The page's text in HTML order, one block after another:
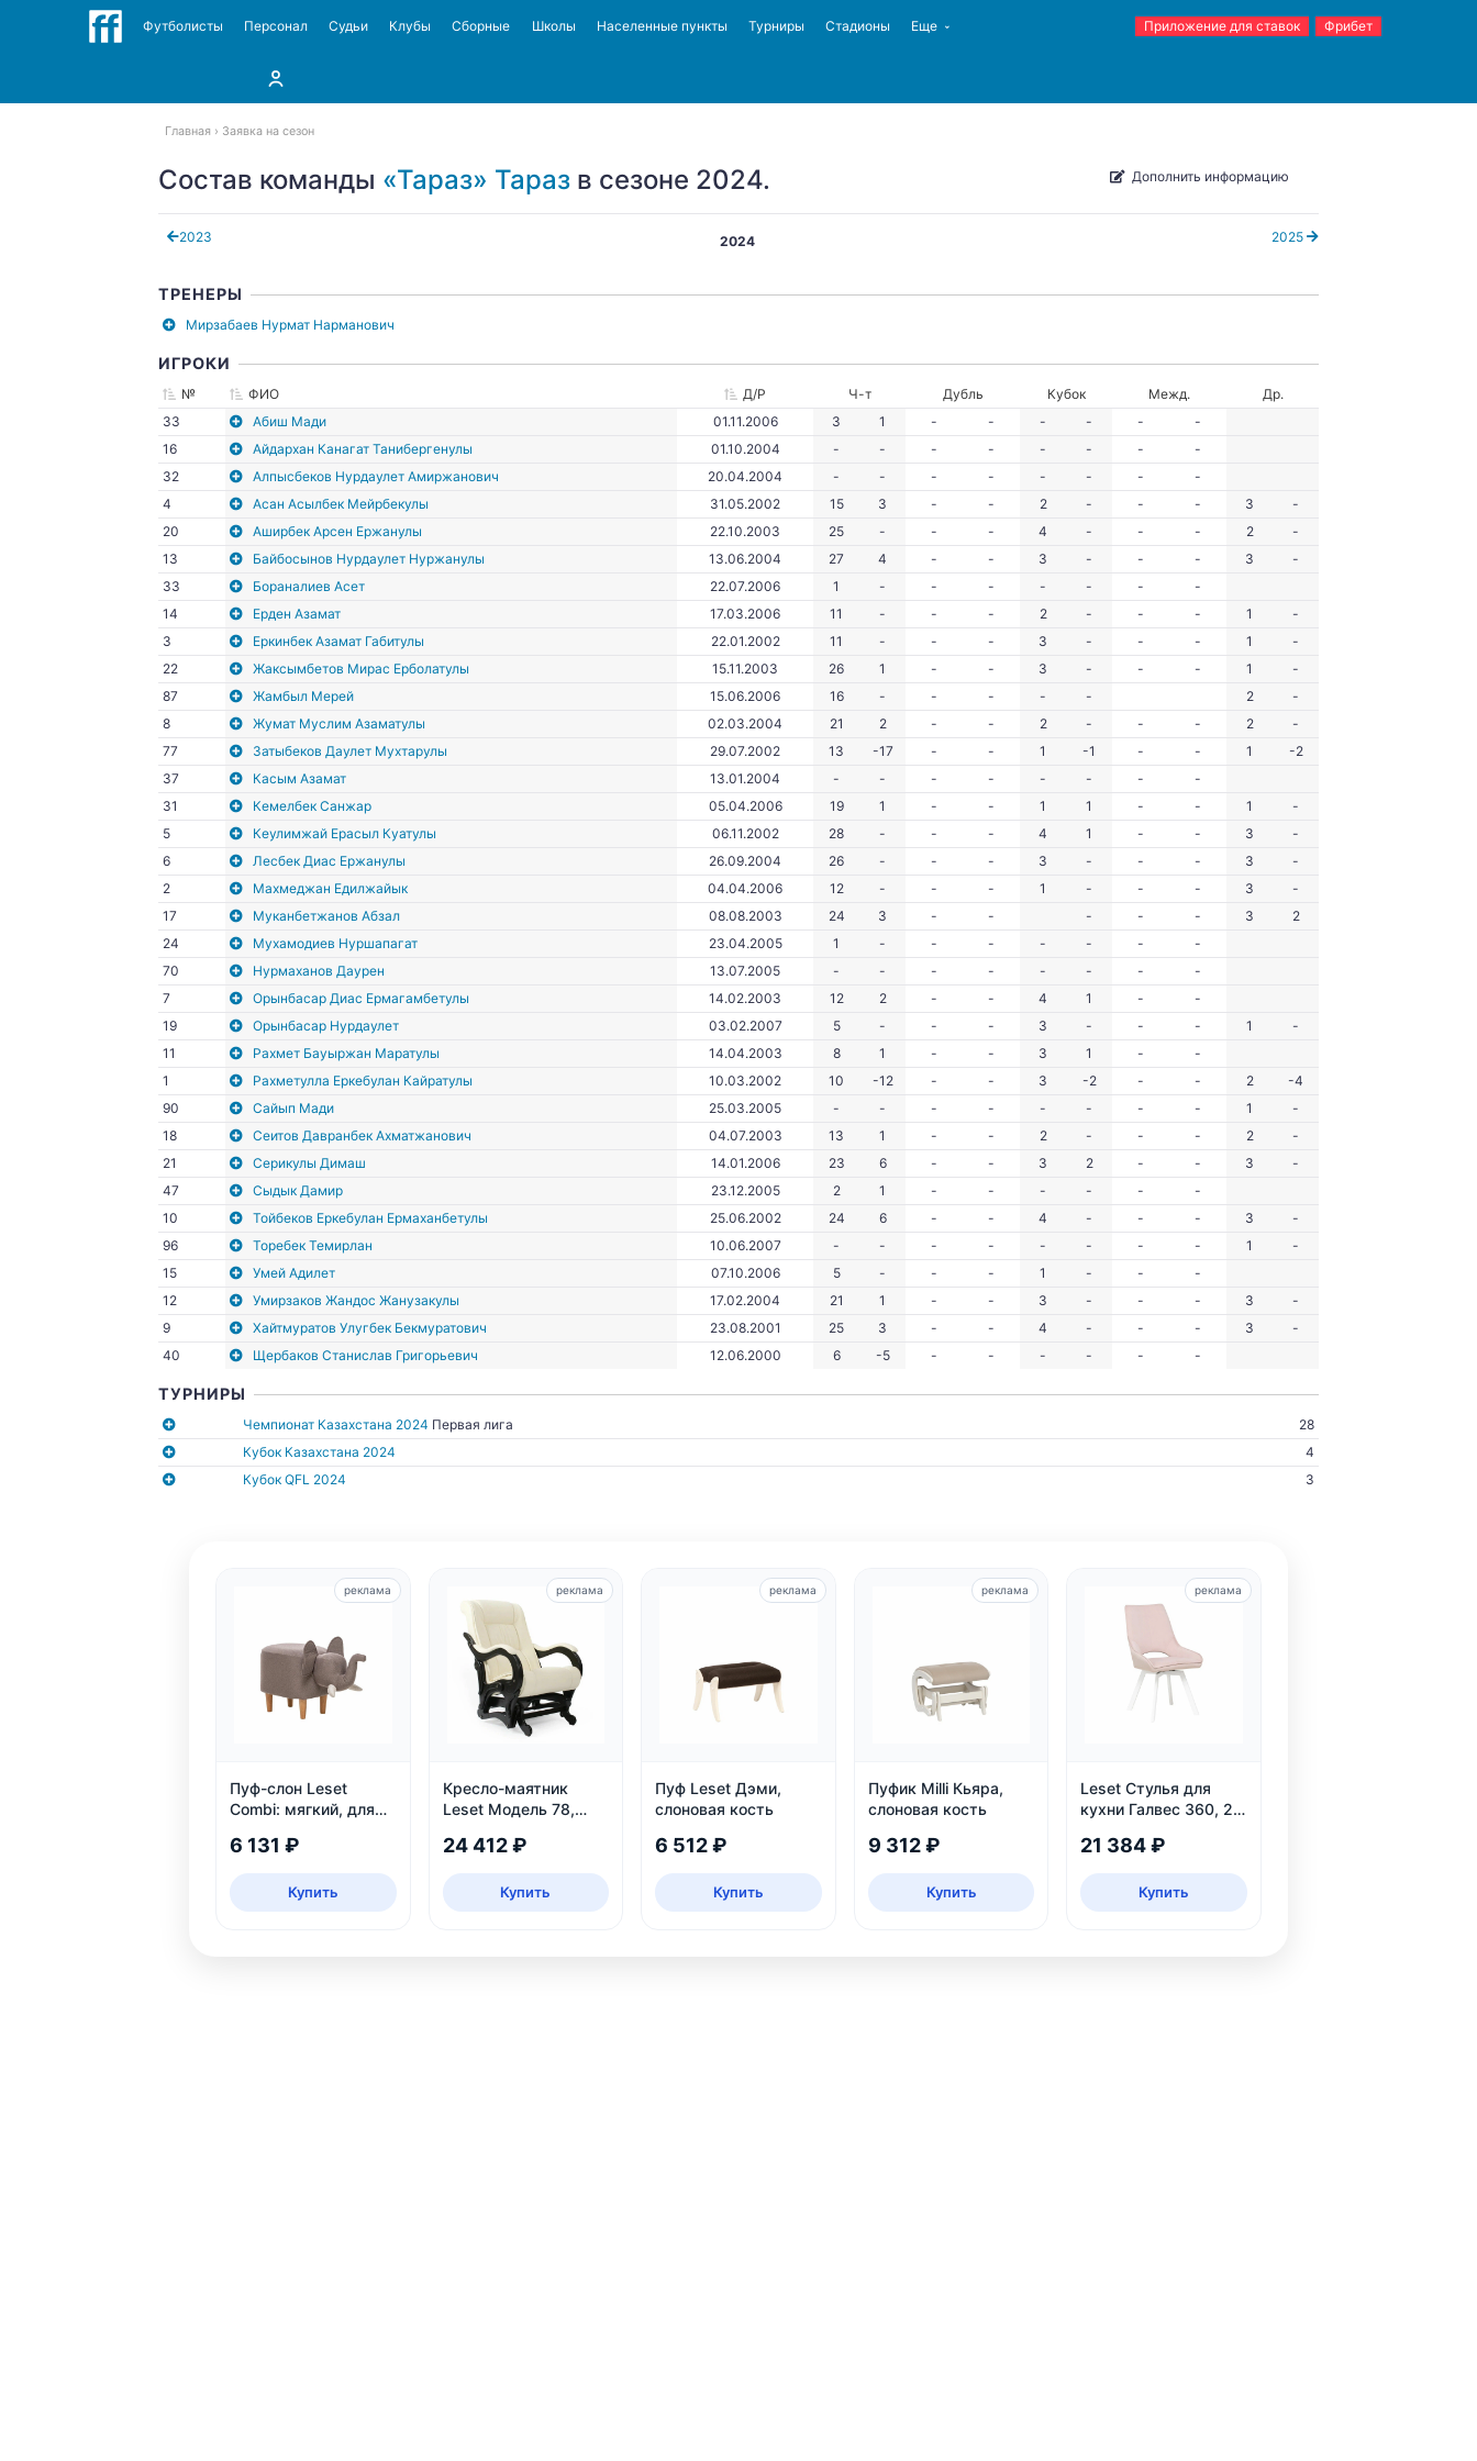
Футболисты Персонал Судьи Клубы Сборные Школы Населенные пункты Турниры Стадионы Еще Приложение для ставок Фрибет
Главная Заявка на сезон
Состав команды «Тараз» Тараз в сезоне 2024. Дополнить информацию
2023 2025
2024
ТРЕНЕРЫ
Мирзабаев Нурмат Нарманович
ИГРОКИ
№ ФИО Д/Р Ч-т Дубль Кубок Межд.
Др.
33
Абиш Мади 01.11.2006 3 1 - - - - -
-
16
Айдархан Канагат Танибергенулы 01.10.2004 - - - - - - -
-
32
Алпысбеков Нурдаулет Амиржанович 20.04.2004 - - - - - - -
-
4
Асан Асылбек Мейрбекулы 31.05.2002 15 3 - - 2 - - - 3
-
20
Аширбек Арсен Ержанулы 22.10.2003 25 - - - 4 - - - 2
-
13
Байбосынов Нурдаулет Нуржанулы 13.06.2004 27 4 - - 3 - - - 3
-
33
Бораналиев Асет 22.07.2006 1 - - - - - -
-
14
Ерден Азамат 17.03.2006 11 - - - 2 - - - 1
-
3
Еркинбек Азамат Габитулы 22.01.2002 11 - - - 3 - - - 1
-
22
Жаксымбетов Мирас Ерболатулы 15.11.2003 26 1 - - 3 - - - 1
-
87
Жамбыл Мерей 15.06.2006 16 - - - - - 2
-
8
Жумат Муслим Азаматулы 02.03.2004 21 2 - - 2 - - - 2
-
77
Затыбеков Даулет Мухтарулы 29.07.2002 13 -17 - - 1 -1 - - 1
-2
37
Касым Азамат 13.01.2004 - - - - - - -
-
31
Кемелбек Санжар 05.04.2006 19 1 - - 1 1 - - 1
-
5
Кеулимжай Ерасыл Куатулы 06.11.2002 28 - - - 4 1 - - 3
-
6
Лесбек Диас Ержанулы 26.09.2004 26 - - - 3 - - - 3
-
2
Махмеджан Едилжайык 04.04.2006 12 - - - 1 - - - 3
-
17
Муканбетжанов Абзал 08.08.2003 24 3 - - - - - 3
2
24
Мухамодиев Нуршапагат 23.04.2005 1 - - - - - -
-
70
Нурмаханов Даурен 13.07.2005 - - - - - - -
-
7
Орынбасар Диас Ермагамбетулы 14.02.2003 12 2 - - 4 1 -
-
19
Орынбасар Нурдаулет 03.02.2007 5 - - - 3 - - - 1
-
11
Рахмет Бауыржан Маратулы 14.04.2003 8 1 - - 3 1 -
-
1
Рахметулла Еркебулан Кайратулы 10.03.2002 10 -12 - - 3 -2 - - 2
-4
90
Сайып Мади 25.03.2005 - - - - - - - - 1
-
18
Сеитов Давранбек Ахматжанович 04.07.2003 13 1 - - 2 - - - 2
-
21
Серикулы Димаш 14.01.2006 23 6 - - 3 2 - - 3
-
47
Сыдык Дамир 23.12.2005 2 1 - - - - -
-
10
Тойбеков Еркебулан Ермаханбетулы 25.06.2002 24 6 - - 4 - - - 3
-
96
Торебек Темирлан 10.06.2007 - - - - - - - - 1
-
15
Умей Адилет 07.10.2006 5 - - - 1 - -
-
12
Умирзаков Жандос Жанузакулы 17.02.2004 21 1 - - 3 - - - 3
-
9
Хайтмуратов Улугбек Бекмуратович 23.08.2001 25 3 - - 4 - - - 3
-
40
Щербаков Станислав Григорьевич 12.06.2000 6 -5 - - - - - -
ТУРНИРЫ
Чемпионат Казахстана 2024 Первая лига
28
Кубок Казахстана 2024
4
Кубок QFL 2024
3
Пуф-слон Leset
Combi: мягкий, для
белый и серый
6 131 ₽
Купить
реклама
Кресло-маятник
Leset Модель 78,
24 412 ₽
Купить
реклама
Пуф Leset Дэми,
слоновая кость
6 512 ₽
Купить
реклама
Пуфик Milli Кьяра,
слоновая кость
9 312 ₽
Купить
реклама
Leset Стулья для
кухни Галвес 360, 2
21 384 ₽
Купить
реклама